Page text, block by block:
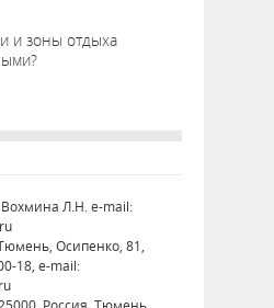
и зоны отдыха
Л.Н. e-mail:
Осипенко, 81,
18, e-mail: